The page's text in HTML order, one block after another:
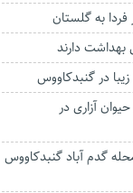
به گلستان
دارند
در‌ گنبدکاووس
آزاری در
گدم آباد گنبدکاووس